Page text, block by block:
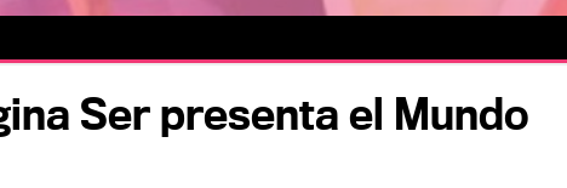
Ser presenta el Mundo